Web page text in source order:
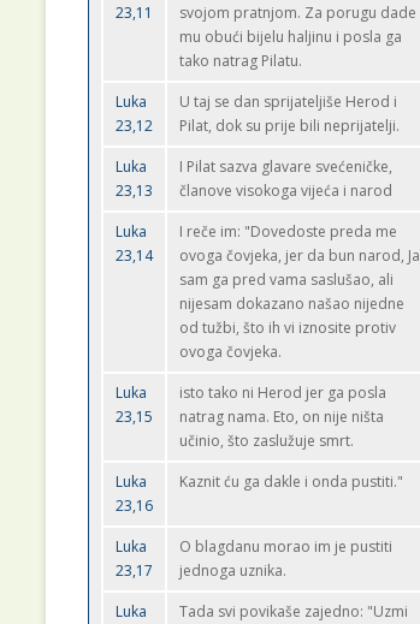
23,11
svojom pratnjom. Za porugu dade
mu obući bijelu haljinu i posla ga
tako natrag Pilatu.
Luka
23,12
U taj se dan sprijateljiše Herod i
Pilat, dok su prije bili neprijatelji.
Luka
23,13
I Pilat sazva glavare svećeničke,
članove visokoga vijeća i narod
Luka
23,14
I reče im: "Dovedoste preda me
ovoga čovjeka, jer da bun narod, Ja
sam ga pred vama saslušao, ali
nijesam dokazano našao nijedne
od tužbi, što ih vi iznosite protiv
ovoga čovjeka.
Luka
23,15
isto tako ni Herod jer ga posla
natrag nama. Eto, on nije ništa
učinio, što zaslužuje smrt.
Luka
23,16
Kaznit ću ga dakle i onda pustiti."
Luka
23,17
O blagdanu morao im je pustiti
jednoga uznika.
Luka
Tada svi povikaše zajedno: "Uzmi